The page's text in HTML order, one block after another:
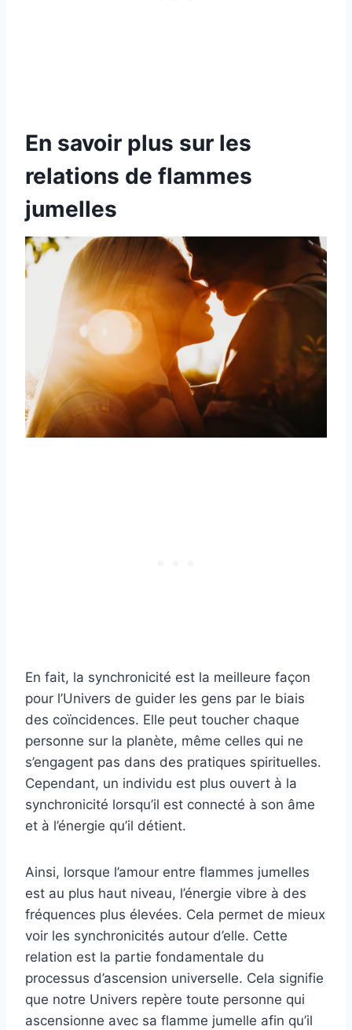
En savoir plus sur les
relations de flammes
jumelles
En fait, la synchronicité est la meilleure façon
pour l’Univers de guider les gens par le biais
des coïncidences. Elle peut toucher chaque
personne sur la planète, même celles qui ne
s’engagent pas dans des pratiques spirituelles.
Cependant, un individu est plus ouvert à la
synchronicité lorsqu’il est connecté à son âme
et à l’énergie qu’il détient.
Ainsi, lorsque l’amour entre flammes jumelles
est au plus haut niveau, l’énergie vibre à des
fréquences plus élevées. Cela permet de mieux
voir les synchronicités autour d’elle. Cette
relation est la partie fondamentale du
processus d’ascension universelle. Cela signifie
que notre Univers repère toute personne qui
ascensionne avec sa flamme jumelle afin qu’il